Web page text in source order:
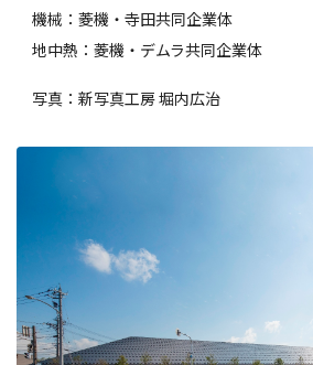
機械：菱機・寺田共同企業体
地中熱：菱機・デムラ共同企業体
写真：新写真工房 堀内広治